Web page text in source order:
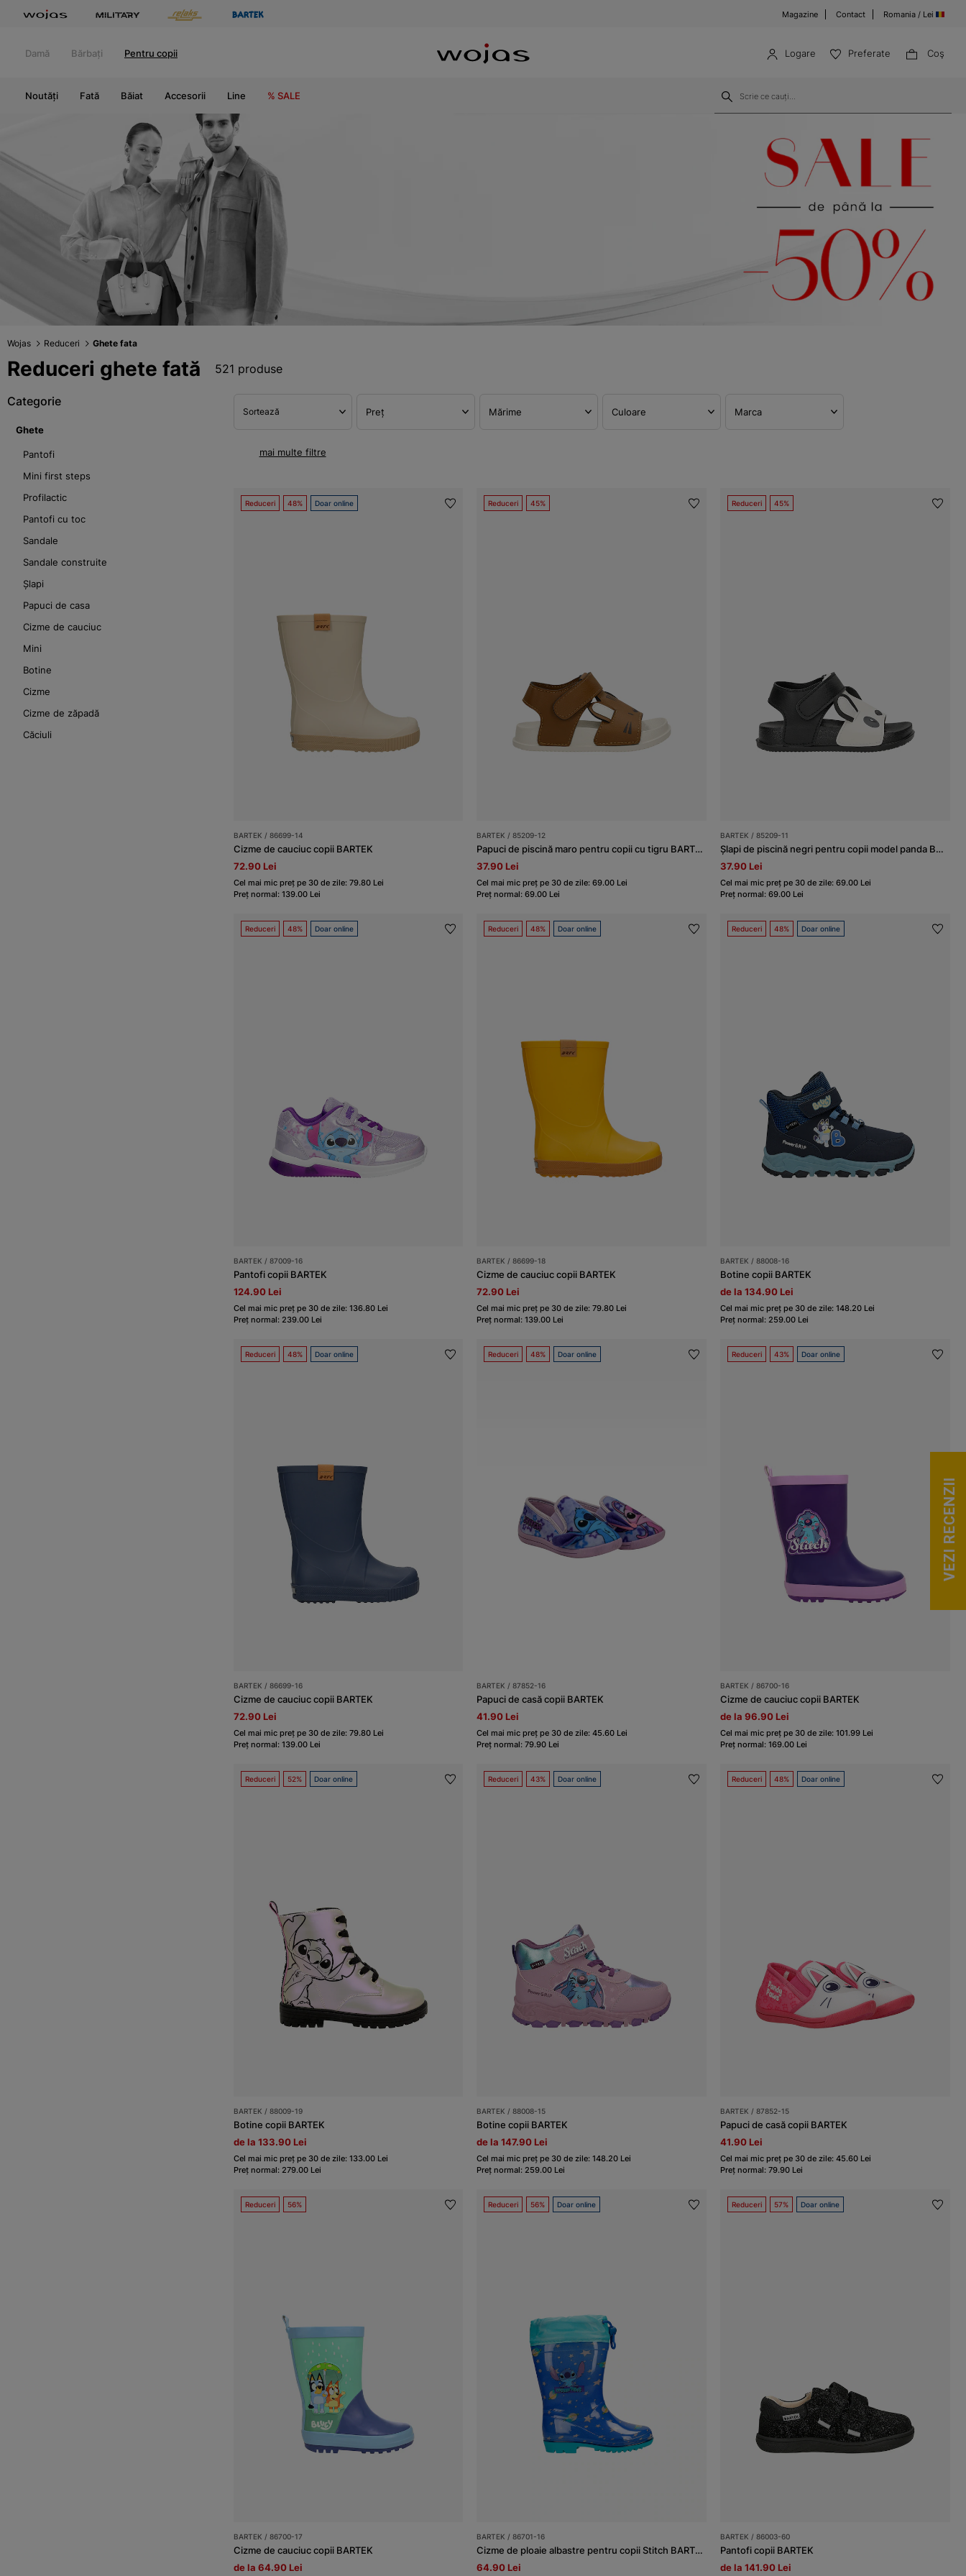
Magazine Contact Romania / Lei
Damă Bărbați Pentru copii Logare Preferate Coş
Noutăți Fată Băiat Accesorii Line % SALE
Wojas Reduceri Ghete fata
Reduceri ghete fată 521 produse
Categorie
Ghete
Pantofi
Mini first steps
Profilactic
Pantofi cu toc
Sandale
Sandale construite
Șlapi
Papuci de casa
Cizme de cauciuc
Mini
Botine
Cizme
Cizme de zăpadă
Căciuli
Sortează Preț Mărime Culoare Marca
mai multe filtre
Reduceri 48% Doar online
BARTEK / 86699-14
Cizme de cauciuc copii BARTEK
72.90 Lei
Cel mai mic preț pe 30 de zile: 79.80 Lei
Preț normal: 139.00 Lei
Reduceri 45%
BARTEK / 85209-12
Papuci de piscină maro pentru copii cu tigru BARTEK 85209-12
37.90 Lei
Cel mai mic preț pe 30 de zile: 69.00 Lei
Preț normal: 69.00 Lei
Reduceri 45%
BARTEK / 85209-11
Șlapi de piscină negri pentru copii model panda BARTEK 85209-11
37.90 Lei
Cel mai mic preț pe 30 de zile: 69.00 Lei
Preț normal: 69.00 Lei
Reduceri 48% Doar online
BARTEK / 87009-16
Pantofi copii BARTEK
124.90 Lei
Cel mai mic preț pe 30 de zile: 136.80 Lei
Preț normal: 239.00 Lei
Reduceri 48% Doar online
BARTEK / 86699-18
Cizme de cauciuc copii BARTEK
72.90 Lei
Cel mai mic preț pe 30 de zile: 79.80 Lei
Preț normal: 139.00 Lei
Reduceri 48% Doar online
BARTEK / 88008-16
Botine copii BARTEK
de la 134.90 Lei
Cel mai mic preț pe 30 de zile: 148.20 Lei
Preț normal: 259.00 Lei
Reduceri 48% Doar online
BARTEK / 86699-16
Cizme de cauciuc copii BARTEK
72.90 Lei
Cel mai mic preț pe 30 de zile: 79.80 Lei
Preț normal: 139.00 Lei
Reduceri 48% Doar online
BARTEK / 87852-16
Papuci de casă copii BARTEK
41.90 Lei
Cel mai mic preț pe 30 de zile: 45.60 Lei
Preț normal: 79.90 Lei
Reduceri 43% Doar online
BARTEK / 86700-16
Cizme de cauciuc copii BARTEK
de la 96.90 Lei
Cel mai mic preț pe 30 de zile: 101.99 Lei
Preț normal: 169.00 Lei
Reduceri 52% Doar online
BARTEK / 88009-19
Botine copii BARTEK
de la 133.90 Lei
Cel mai mic preț pe 30 de zile: 133.00 Lei
Preț normal: 279.00 Lei
Reduceri 43% Doar online
BARTEK / 88008-15
Botine copii BARTEK
de la 147.90 Lei
Cel mai mic preț pe 30 de zile: 148.20 Lei
Preț normal: 259.00 Lei
Reduceri 48% Doar online
BARTEK / 87852-15
Papuci de casă copii BARTEK
41.90 Lei
Cel mai mic preț pe 30 de zile: 45.60 Lei
Preț normal: 79.90 Lei
Reduceri 56%
BARTEK / 86700-17
Cizme de cauciuc copii BARTEK
de la 64.90 Lei
Reduceri 56% Doar online
BARTEK / 86701-16
Cizme de ploaie albastre pentru copii Stitch BARTEK 86701-16
64.90 Lei
Reduceri 57% Doar online
BARTEK / 86003-60
Pantofi copii BARTEK
de la 141.90 Lei
VEZI RECENZII